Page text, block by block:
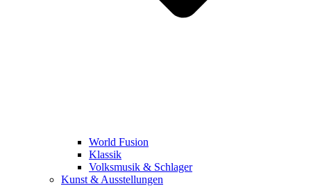
World Fusion
Klassik
Volksmusik & Schlager
Kunst & Ausstellungen